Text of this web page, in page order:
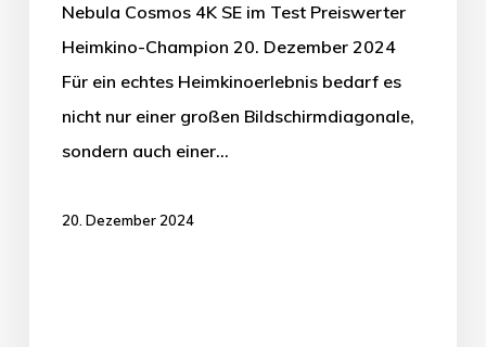
Nebula Cosmos 4K SE im Test Preiswerter
Heimkino-Champion 20. Dezember 2024
Für ein echtes Heimkinoerlebnis bedarf es
nicht nur einer großen Bildschirmdiagonale,
sondern auch einer…
20. Dezember 2024